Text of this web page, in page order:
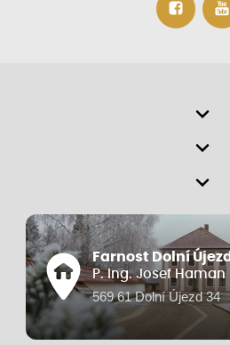
Farnost Dolní Újezd
P. Ing. Josef Haman
569 61 Dolní Újezd 34